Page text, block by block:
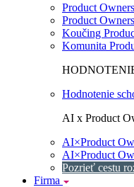
Product
Product
Koučing
Komunita
Hodnotenie
AI x Product
AI×Product
AI×Product
Pozrieť cestu
Firma